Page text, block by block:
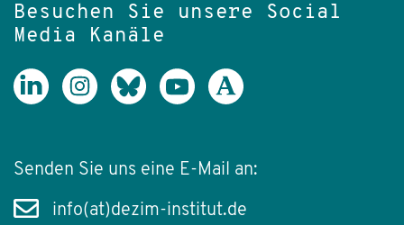
Besuchen Sie unsere Social
Media Kanäle
Senden Sie uns eine E-Mail an:
info(at)dezim-institut.de